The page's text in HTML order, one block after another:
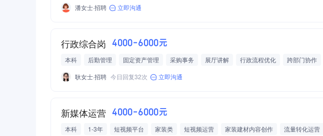
潘女士·招聘
立即沟通
行政综合岗 4000-6000元
本科 后勤管理 固定资产管理 采购事务 展厅讲解 行政流程优化
跨部门协作
耿女士·招聘 今日回复32次 立即沟通
新媒体运营 4000-6000元
本科 1-3年 短视频平台 家装类 短视频运营 家装建材内容创作
流量转化运营